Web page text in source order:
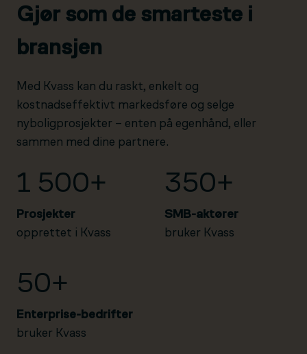
Gjør som de smarteste i
bransjen
Med Kvass kan du raskt, enkelt og
kostnadseffektivt markedsføre og selge
nyboligprosjekter – enten på egenhånd, eller
sammen med dine partnere.
1 500+
Prosjekter
opprettet i Kvass
350+
SMB-aktører
bruker Kvass
50+
Enterprise-bedrifter
bruker Kvass